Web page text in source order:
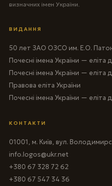
визначних імен України.
ВИДАННЯ
50 лет ЗАО ОЗСО им. Е.О.
Почесні імена України — еліта
Почесні імена України — еліта
Правова еліта України
Почесні імена України — еліта
КОНТАКТИ
01001, м. Київ, вул.
info.logos@ukr.net
+380 67 328 72 62
+380 67 547 34 36